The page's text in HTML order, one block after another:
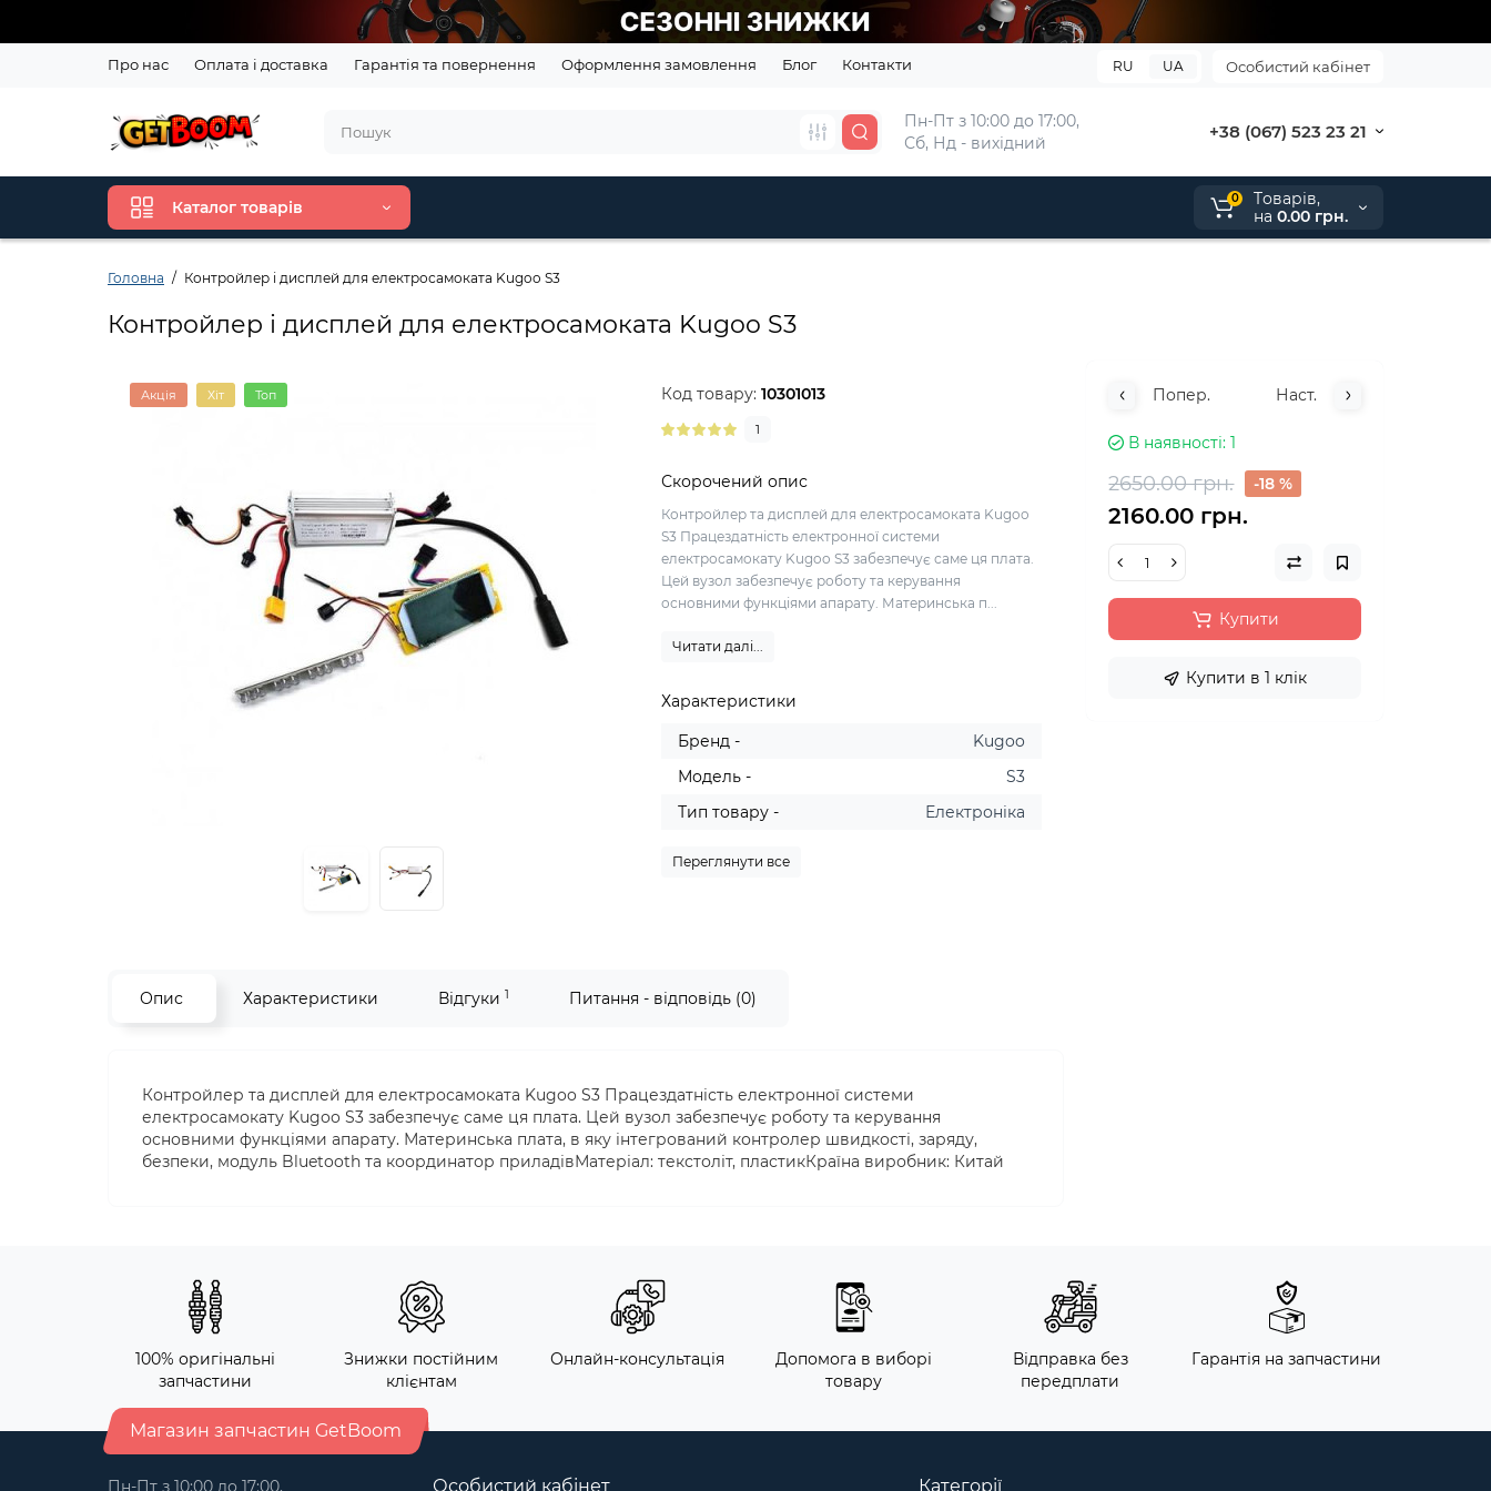
Про нас Оплата і доставка Гарантія та повернення Оформлення замовлення Блог Контакти Особистий кабінет
RU UA
Пн-Пт з 10:00 до 17:00,
Сб, Нд - вихідний
+38 (067) 523 23 21
Каталог товарів 0
Tоварів,
на 0.00 грн.
Головна Контройлер і дисплей для електросамоката Kugoo S3
Контройлер і дисплей для електросамоката Kugoo S3
Акція Хіт Топ Код товару:10301013
1
Скорочений опис
Контройлер та дисплей для електросамоката Kugoo
S3 Працездатність електронної системи
електросамокату Kugoo S3 забезпечує саме ця плата.
Цей вузол забезпечує роботу та керування
основними функціями апарату. Материнська п...
Читати далі...
Характеристики
Бренд -
Kugoo
Модель -
S3
Тип товару -
Електроніка
Переглянути все
Попер. Наст.
В наявності 1
2650.00 грн. -18 %
2160.00 грн.
Купити
Купити в 1 клік
Опис Характеристики Відгуки 1 Питання - відповідь (0)
Контройлер та дисплей для електросамоката Kugoo S3 Працездатність електронної системи
електросамокату Kugoo S3 забезпечує саме ця плата. Цей вузол забезпечує роботу та керування
основними функціями апарату. Материнська плата, в яку інтегрований контролер швидкості, заряду,
безпеки, модуль Bluetooth та координатор приладівМатеріал: текстоліт, пластикКраїна виробник: Китай
100% оригінальні
запчастини
Знижки постійним
клієнтам
Онлайн-консультація
Допомога в виборі
товару
Відправка без
передплати
Гарантія на запчастини
Магазин запчастин GetBoom
Пн-Пт з 10:00 до 17:00, Особистий кабінет Категорії